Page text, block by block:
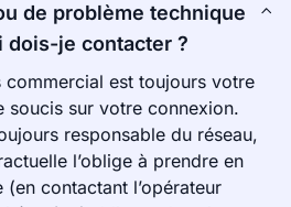
de problème technique
dois-je contacter ?
commercial est toujours votre
soucis sur votre connexion.
responsable du réseau,
l’oblige à prendre en
contactant l’opérateur